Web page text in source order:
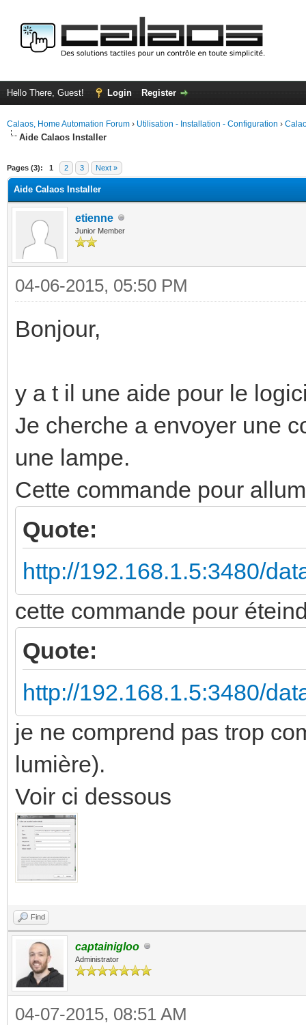
Hello There, Guest! Login Register
Calaos, Home Automation Forum › Utilisation - Installation - Configuration ›
Aide Calaos Installer
Pages (3): 1 2 3 Next »
Aide Calaos Installer
etienne
Junior Member
04-06-2015, 05:50 PM
Bonjour,
y a t il une aide pour le
Je cherche a envoyer une
une lampe.
Cette commande pour
Quote:
http://192.168.1.5:3480/
cette commande pour
Quote:
http://192.168.1.5:3480/
je ne comprend pas trop
lumière).
Voir ci dessous
Find
captainigloo
Administrator
04-07-2015, 08:51 AM